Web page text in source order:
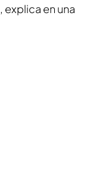
, explica en una